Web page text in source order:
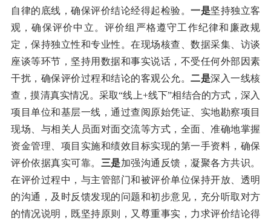
自律的底线，确保评价结论经得起检验。 一是坚持独立客
观，确保评价中立。评价组严格遵守工作纪律和廉政规
定，保持独立性和专业性。在现场核查、数据采集、访谈
座谈等环节，坚持用数据和事实说话，不受任何外部因素
干扰，确保评价过程和结论的客观公允。 二是深入一线核
查，摸清真实情况。采取“线上+线下”相结合的方式，深入
项目单位和基层一线，通过查阅原始凭证、实地勘察项目
现场、与相关人员面对面交流等方式，全面、准确地掌握
资金管理、项目实施和绩效目标实现的第一手资料，确保
评价依据真实可靠。 三是加强沟通反馈，凝聚各方共识。
在评价过程中，与主管部门和被评价单位保持开放、透明
的沟通，及时反馈发现的问题和初步意见，充分听取对方
的情况说明，既坚持原则，又尊重事实，力求评价结论得